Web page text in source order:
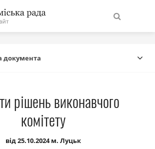
сайту
Про місто
Міська влада
документа
рішень виконавчого
комітету
від 25.10.2024 м. Луцьк